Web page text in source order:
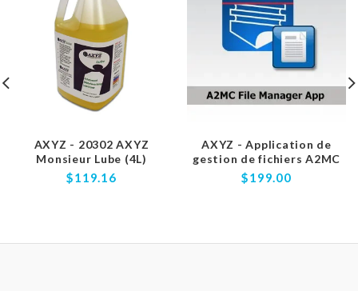
AXYZ - 20302 AXYZ
Monsieur Lube (4L)
$119.16
AXYZ - Application de
gestion de fichiers A2MC
$199.00